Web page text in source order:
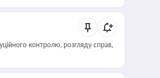
контролю, розгляду справ,